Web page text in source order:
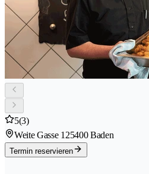
5(3)
Weite Gasse 125400 Baden
Termin reservieren